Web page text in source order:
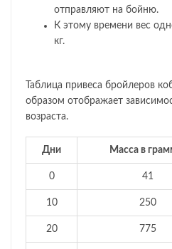
отправляют на бойню.
К этому времени вес
кг.
Таблица привеса бройлеров
образом отображает
возраста.
Дни Масса в
0 41
10 250
20 775